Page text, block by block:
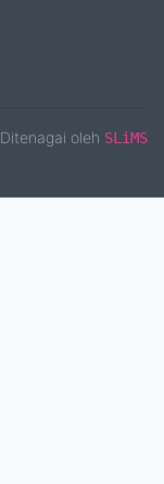
Ditenagai oleh SLiMS